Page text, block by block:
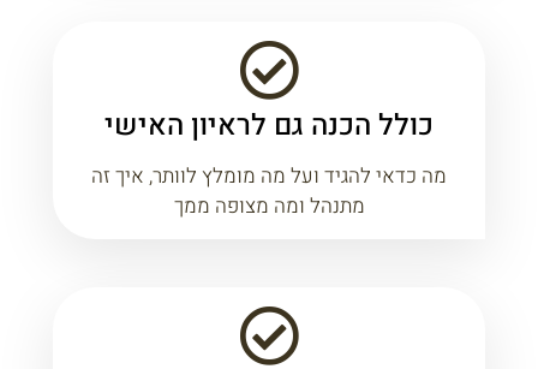
כולל הכנה גם לראיון האישי
מה כדאי להגיד ועל מה מומלץ לוותר, איך זה
מתנהל ומה מצופה ממך